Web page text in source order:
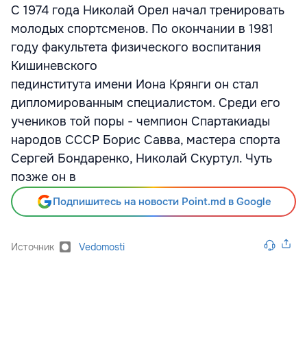
С 1974 года Николай Орел начал тренировать
молодых спортсменов. По окончании в 1981
году факультета физического воспитания
Кишиневского
пединститута имени Иона Крянги он стал
дипломированным специалистом. Среди его
учеников той поры - чемпион Спартакиады
народов СССР Борис Савва, мастера спорта
Сергей Бондаренко, Николай Скуртул. Чуть
позже он в
Подпишитесь на новости Point.md в Google
Источник Vedomosti